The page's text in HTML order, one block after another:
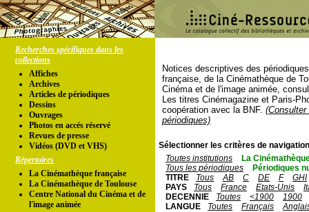
Recherches spécifiques dans les
collections
Affiches
Archives
Articles de périodiques
Dessins
Ouvrages
Photos en accés réservé
Revues de presse
Vidéos (DVD et VHS)
Répertoires
La Cinémathèque française
La Cinémathèque de Toulouse
Centre National du Cinéma et de
l'image animée
Notices descriptives des
française, de la Cinémathèque de
Cinéma et de l'image animée,
Les titres Cinémagazine et Paris-
coopération avec la BNF.
périodiques)
Sélectionner les critères de
Toutes institutions
La
Tous les périodiques
Périodiques
TITRE
Tous AB C DE F
GHI
PAYS
Tous France Etats-Unis
DECENNIE
Toutes <1900
1900
LANGUE
Toutes Français